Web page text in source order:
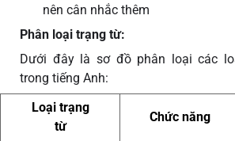
nên cân nhắc thêm
Phân loại trạng từ:
Dưới đây là sơ đồ phân loại các
trong tiếng Anh:
Loại trạng
từ
Chức năng